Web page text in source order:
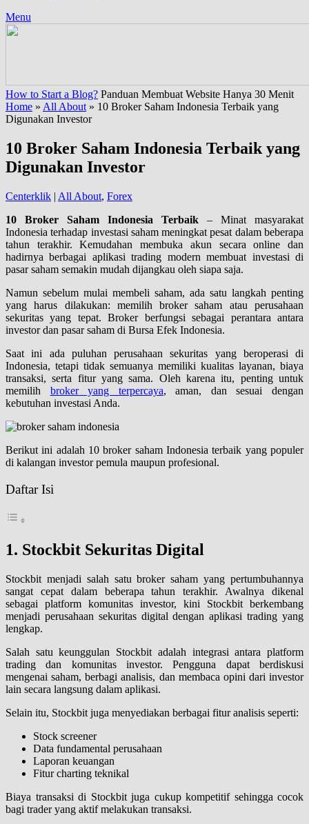
Menu
How to Start a Blog? Panduan Membuat Website Hanya 30 Menit
Home » All About » 10 Broker Saham Indonesia Terbaik yang
Digunakan Investor
10 Broker Saham Indonesia Terbaik yang
Digunakan Investor
Centerklik | All About, Forex
10 Broker Saham Indonesia Terbaik – Minat masyarakat
Indonesia terhadap investasi saham meningkat pesat dalam beberapa
tahun terakhir. Kemudahan membuka akun secara online dan
hadirnya berbagai aplikasi trading modern membuat investasi di
pasar saham semakin mudah dijangkau oleh siapa saja.
Namun sebelum mulai membeli saham, ada satu langkah penting
yang harus dilakukan: memilih broker saham atau perusahaan
sekuritas yang tepat. Broker berfungsi sebagai perantara antara
investor dan pasar saham di Bursa Efek Indonesia.
Saat ini ada puluhan perusahaan sekuritas yang beroperasi di
Indonesia, tetapi tidak semuanya memiliki kualitas layanan, biaya
transaksi, serta fitur yang sama. Oleh karena itu, penting untuk
memilih broker yang terpercaya, aman, dan sesuai dengan
kebutuhan investasi Anda.
Berikut ini adalah 10 broker saham Indonesia terbaik yang populer
di kalangan investor pemula maupun profesional.
Daftar Isi
1. Stockbit Sekuritas Digital
Stockbit menjadi salah satu broker saham yang pertumbuhannya
sangat cepat dalam beberapa tahun terakhir. Awalnya dikenal
sebagai platform komunitas investor, kini Stockbit berkembang
menjadi perusahaan sekuritas digital dengan aplikasi trading yang
lengkap.
Salah satu keunggulan Stockbit adalah integrasi antara platform
trading dan komunitas investor. Pengguna dapat berdiskusi
mengenai saham, berbagi analisis, dan membaca opini dari investor
lain secara langsung dalam aplikasi.
Selain itu, Stockbit juga menyediakan berbagai fitur analisis seperti:
Stock screener
Data fundamental perusahaan
Laporan keuangan
Fitur charting teknikal
Biaya transaksi di Stockbit juga cukup kompetitif sehingga cocok
bagi trader yang aktif melakukan transaksi.